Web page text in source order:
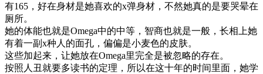
有165，好在身材是她喜欢的x弹身材，不然她真的是要哭晕在
厕所。
她的体能也就是Omega中的中等，智商也就是一般，长相上她
有着一副x种人的面孔，偏偏是小麦色的皮肤。
这些加起来，让她放在Omega里完全是被忽略的存在。
按照人丑就要多读书的定理，所以在这十年的时间里面，她学